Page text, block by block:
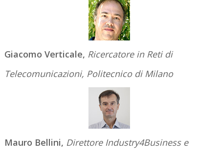
Giacomo Verticale, Ricercatore in Reti di
Telecomunicazioni, Politecnico di Milano
Mauro Bellini, Direttore Industry4Business e